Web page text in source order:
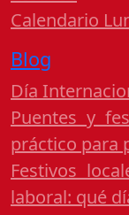
Calendario
Blog
Día
Puentes y
práctico para
Festivos
laboral: qué